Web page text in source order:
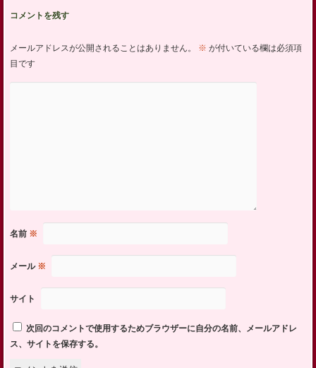
コメントを残す
メールアドレスが公開されることはありません。 ※ が付いている欄は必須項
目です
名前 ※
メール ※
サイト
次回のコメントで使用するためブラウザーに自分の名前、メールアドレ
ス、サイトを保存する。